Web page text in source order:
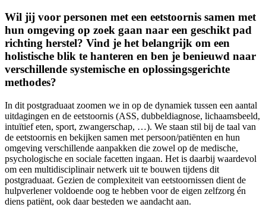
Wil jij voor personen met een eetstoornis samen met
hun omgeving op zoek gaan naar een geschikt pad
richting herstel? Vind je het belangrijk om een
holistische blik te hanteren en ben je benieuwd naar
verschillende systemische en oplossings­gerichte
methodes?
In dit postgraduaat zoomen we in op de dynamiek tussen een aantal
uitdagingen en de eetstoornis (ASS, dubbel­diagnose, lichaams­beeld,
intuïtief eten, sport, zwangerschap, …). We staan stil bij de taal van
de eetstoornis en bekijken samen met persoon/patiënten en hun
omgeving verschillende aanpakken die zowel op de medische,
psychologische en sociale facetten ingaan. Het is daarbij waardevol
om een multi­disciplinair netwerk uit te bouwen tijdens dit
postgraduaat. Gezien de complexiteit van eetstoornissen dient de
hulp­verlener voldoende oog te hebben voor de eigen zelf­zorg én
diens patiënt, ook daar besteden we aandacht aan.